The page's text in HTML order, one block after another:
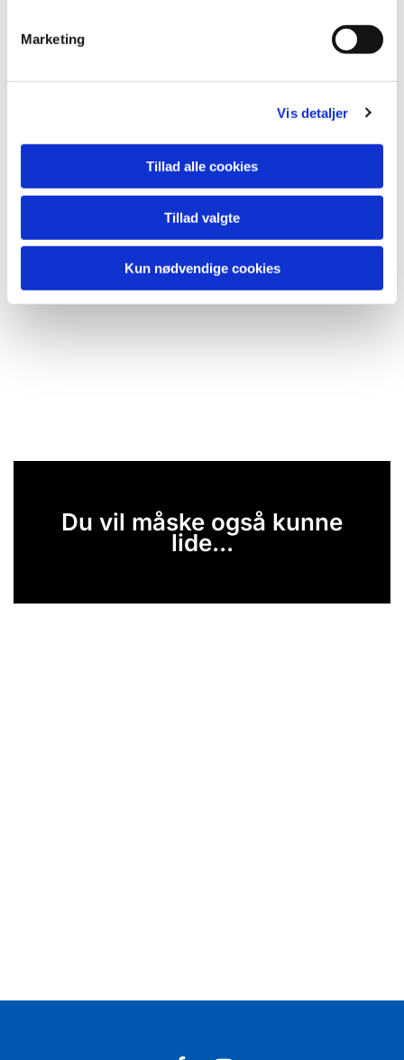
Marketing
Vis detaljer
Tillad alle cookies
Tillad valgte
Kun nødvendige cookies
Du vil måske også kunne
lide...